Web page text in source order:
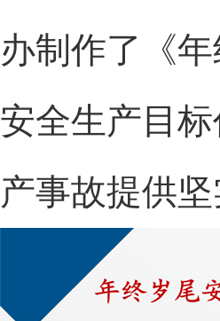
制作了《
全生产目
事故提供